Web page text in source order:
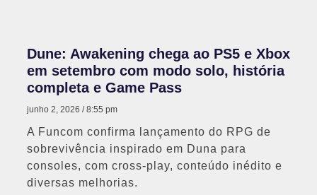
Dune: Awakening chega ao PS5 e Xbox
em setembro com modo solo, história
completa e Game Pass
junho 2, 2026 8:55 pm
A Funcom confirma lançamento do RPG de
sobrevivência inspirado em Duna para
consoles, com cross-play, conteúdo inédito e
diversas melhorias.